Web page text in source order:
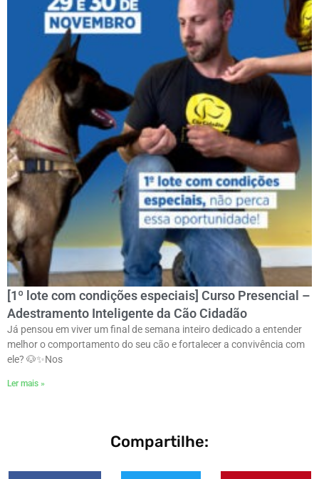
[1º lote com condições especiais] Curso Presencial –
Adestramento Inteligente da Cão Cidadão
Já pensou em viver um final de semana inteiro dedicado a entender
melhor o comportamento do seu cão e fortalecer a convivência com
ele? 🐶✨ㅤNos
Ler mais »
Compartilhe: